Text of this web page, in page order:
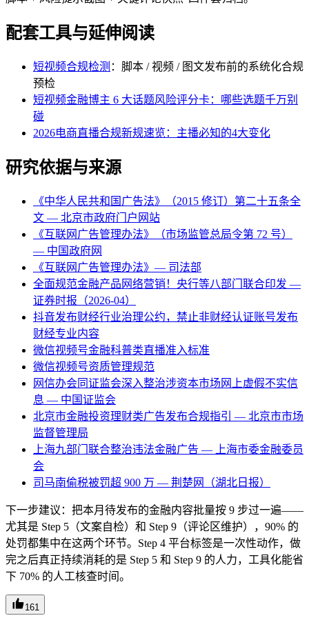
配套工具与延伸阅读
短视频合规检测 ：脚本 / 视频 / 图文发布前的系统化合规
预检
短视频金融博主 6 大话题风险评分卡：哪些选题千万别
碰
2026电商直播合规新规速览：主播必知的4大变化
研究依据与来源
《中华人民共和国广告法》（2015 修订）第二十五条全
文 — 北京市政府门户网站
《互联网广告管理办法》（市场监管总局令第 72 号）
— 中国政府网
《互联网广告管理办法》— 司法部
全面规范金融产品网络营销！央行等八部门联合印发 —
证券时报（2026-04）
抖音发布财经行业治理公约，禁止非财经认证账号发布
财经专业内容
微信视频号金融科普类直播准入标准
微信视频号资质管理规范
网信办会同证监会深入整治涉资本市场网上虚假不实信
息 — 中国证监会
北京市金融投资理财类广告发布合规指引 — 北京市市场
监督管理局
上海九部门联合整治违法金融广告 — 上海市委金融委员
会
司马南偷税被罚超 900 万 — 荆楚网（湖北日报）
下一步建议：把本月待发布的金融内容批量按 9 步过一遍——
尤其是 Step 5（文案自检）和 Step 9（评论区维护），90% 的
处罚都集中在这两个环节。Step 4 平台标签是一次性动作，做
完之后真正持续消耗的是 Step 5 和 Step 9 的人力，工具化能省
下 70% 的人工核查时间。
161